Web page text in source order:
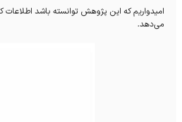
امیدواریم که این پژوهش توانسته باشد اطلاعات
می‌دهد.